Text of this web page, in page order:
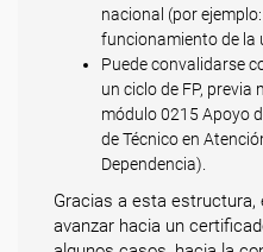
nacional (por
funcionamiento de la
Puede convalidarse
un ciclo de FP, previa
módulo 0215 Apoyo
de Técnico en
Dependencia).
Gracias a esta
avanzar hacia un